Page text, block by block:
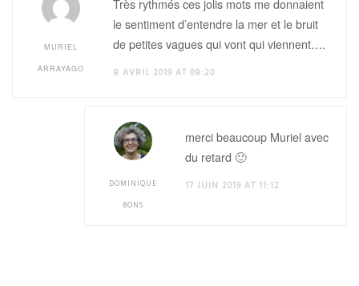
MURIEL
ARRAYAGO
Très rythmés ces jolis mots me donnaient
le sentiment d’entendre la mer et le bruit
de petites vagues qui vont qui viennent….
8 AVRIL 2019 AT 08:20
DOMINIQUE
BONS
merci beaucoup Muriel avec
du retard 🙂
17 JUIN 2019 AT 11:12